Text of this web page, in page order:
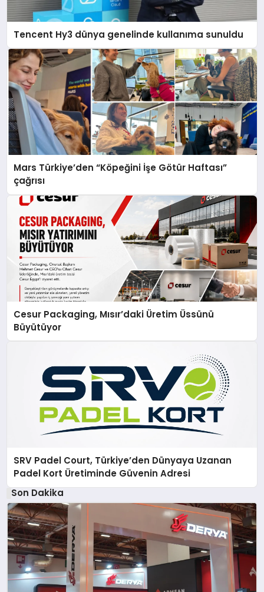
Tencent Hy3 dünya genelinde kullanıma sunuldu
Mars Türkiye’den “Köpeğini İşe Götür Haftası”
çağrısı
Cesur Packaging, Mısır’daki Üretim Üssünü
Büyütüyor
SRV Padel Court, Türkiye’den Dünyaya Uzanan
Padel Kort Üretiminde Güvenin Adresi
Son Dakika